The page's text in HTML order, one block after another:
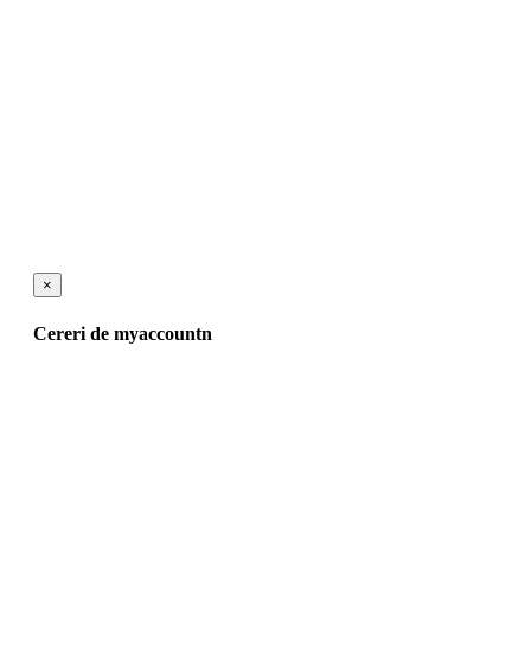
×
Cereri de myaccountn